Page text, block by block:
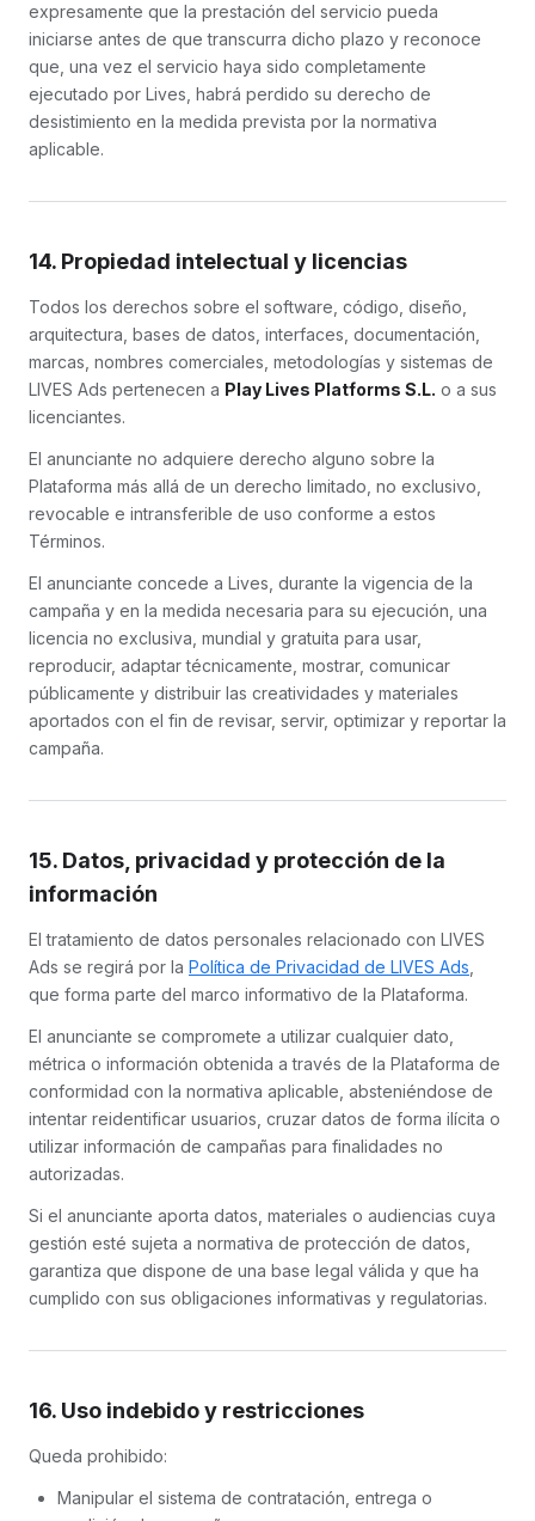
expresamente que la prestación del servicio pueda
iniciarse antes de que transcurra dicho plazo y reconoce
que, una vez el servicio haya sido completamente
ejecutado por Lives, habrá perdido su derecho de
desistimiento en la medida prevista por la normativa
aplicable.
14. Propiedad intelectual y licencias
Todos los derechos sobre el software, código, diseño,
arquitectura, bases de datos, interfaces, documentación,
marcas, nombres comerciales, metodologías y sistemas de
LIVES Ads pertenecen a Play Lives Platforms S.L. o a sus
licenciantes.
El anunciante no adquiere derecho alguno sobre la
Plataforma más allá de un derecho limitado, no exclusivo,
revocable e intransferible de uso conforme a estos
Términos.
El anunciante concede a Lives, durante la vigencia de la
campaña y en la medida necesaria para su ejecución, una
licencia no exclusiva, mundial y gratuita para usar,
reproducir, adaptar técnicamente, mostrar, comunicar
públicamente y distribuir las creatividades y materiales
aportados con el fin de revisar, servir, optimizar y reportar la
campaña.
15. Datos, privacidad y protección de la
información
El tratamiento de datos personales relacionado con LIVES
Ads se regirá por la Política de Privacidad de LIVES Ads
que forma parte del marco informativo de la Plataforma.
El anunciante se compromete a utilizar cualquier dato,
métrica o información obtenida a través de la Plataforma de
conformidad con la normativa aplicable, absteniéndose de
intentar reidentificar usuarios, cruzar datos de forma ilícita o
utilizar información de campañas para finalidades no
autorizadas.
Si el anunciante aporta datos, materiales o audiencias cuya
gestión esté sujeta a normativa de protección de datos,
garantiza que dispone de una base legal válida y que ha
cumplido con sus obligaciones informativas y regulatorias.
16. Uso indebido y restricciones
Queda prohibido:
Manipular el sistema de contratación, entrega o